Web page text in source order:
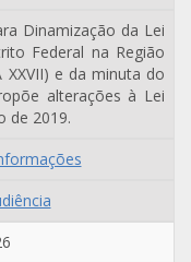
Dinamização da Lei
Federal na Região
e da minuta do
alterações à Lei
de 2019.